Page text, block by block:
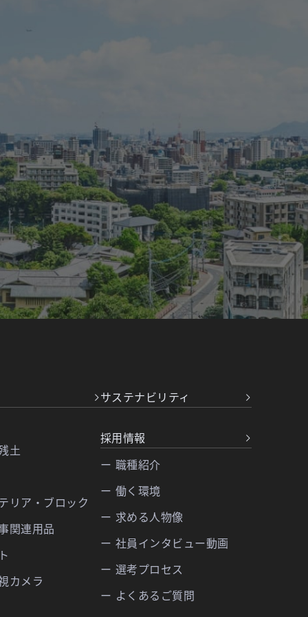
土
リア・ブロック
関連用品
カメラ
サステナビリティ
採用情報
ー 職種紹介
ー 働く環境
ー 求める人物像
ー 社員インタビュー動画
ー 選考プロセス
ー よくあるご質問